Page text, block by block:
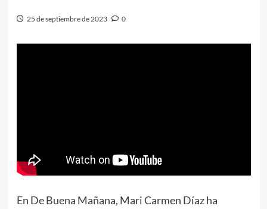
25 de septiembre de 2023 0
En De Buena Mañana, Mari Carmen Díaz ha